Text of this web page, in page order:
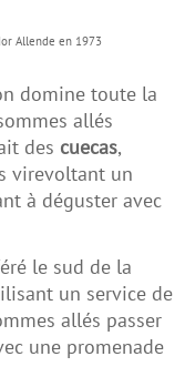
Allende en 1973
domine toute la
allés
des cuecas,
virevoltant un
à déguster avec
le sud de la
un service de
allés passer
une promenade